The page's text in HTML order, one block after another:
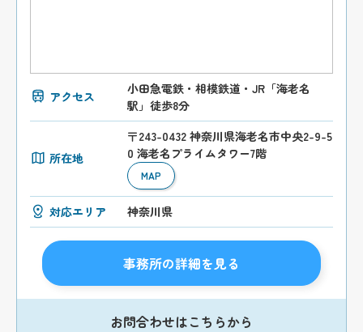
アクセス
小田急電鉄・相模鉄道・JR「海老名
駅」徒歩8分
所在地
〒243-0432 神奈川県海老名市中央2-9-5
0 海老名プライムタワー7階
MAP
対応エリア 神奈川県
事務所の詳細を見る
お問合わせはこちらから